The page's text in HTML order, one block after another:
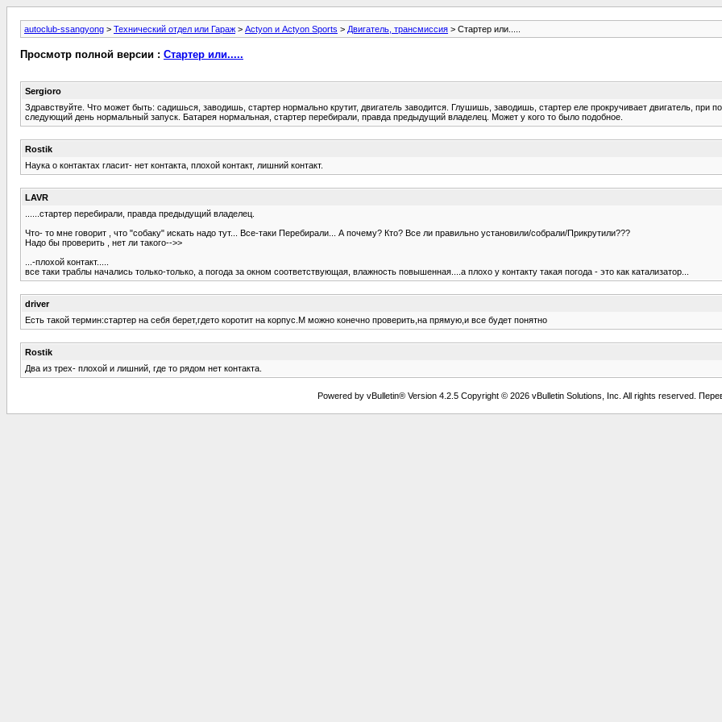
autoclub-ssangyong > Технический отдел или Гараж > Actyon и Actyon Sports > Двигатель, трансмиссия > Стартер или.....
Просмотр полной версии : Стартер или.....
Sergioro
Здравствуйте. Что может быть: садишься, заводишь, стартер нормально крутит, двигатель заводится. Глушишь, заводишь, стартер еле прокручивает двигатель, при
следующий день нормальный запуск. Батарея нормальная, стартер перебирали, правда предыдущий владелец. Может у кого то было подобное.
Rostik
Наука о контактах гласит- нет контакта, плохой контакт, лишний контакт.
LAVR
......стартер перебирали, правда предыдущий владелец.
Что- то мне говорит , что "собаку" искать надо тут... Все-таки Перебирали... А почему? Кто? Все ли правильно установили/собрали/Прикрутили???
Надо бы проверить , нет ли такого-->>
...-плохой контакт.....
все таки траблы начались только-только, а погода за окном соответствующая, влажность повышенная....а плохо у контакту такая погода - это как катализатор...
driver
Есть такой термин:стартер на себя берет,гдето коротит на корпус.М можно конечно проверить,на прямую,и все будет понятно
Rostik
Два из трех- плохой и лишний, где то рядом нет контакта.
Powered by vBulletin® Version 4.2.5 Copyright © 2026 vBulletin Solutions, Inc. All rights reserved.